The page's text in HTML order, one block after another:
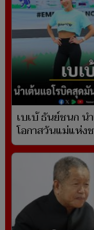
เบเบ้ ธันย์ชนก น
โอกาสวันแม่แห่ง